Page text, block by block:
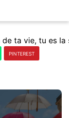
PINTEREST